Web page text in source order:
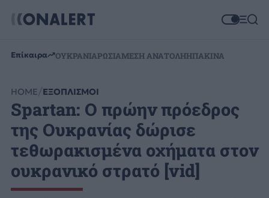
Επίκαιρα ΟΥΚΡΑΝΙΑΡΩΣΙΑΜΕΣΗ ΑΝΑΤΟΛΗΗΠΑΚΙΝΑ
HOME ΕΞΟΠΛΙΣΜΟΙ
Spartan: Ο πρώην πρόεδρος
της Ουκρανίας δώρισε
τεθωρακισμένα οχήματα στον
ουκρανικό στρατό [vid]